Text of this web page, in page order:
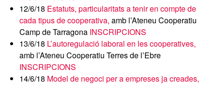
12/6/18 Estatuts, particularitats a tenir en compte de
cada tipus de cooperativa, amb l’Ateneu Cooperatiu
Camp de Tarragona INSCRIPCIONS
13/6/18 L’autoregulació laboral en les cooperatives,
amb l’Ateneu Cooperatiu Terres de l’Ebre
INSCRIPCIONS
14/6/18 Model de negoci per a empreses ja creades,